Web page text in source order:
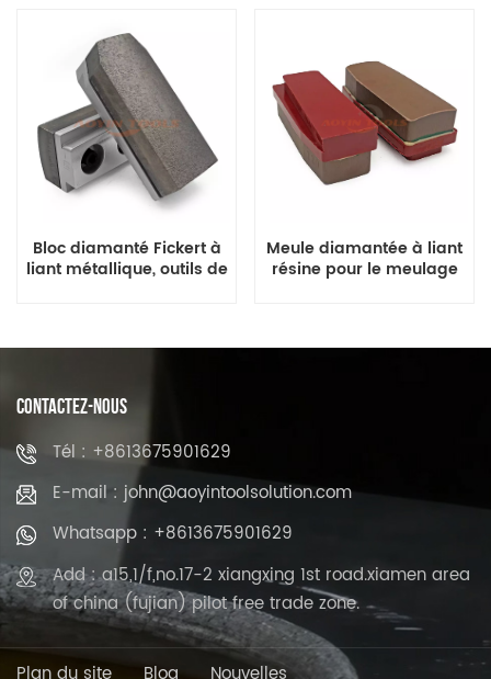
Bloc diamanté Fickert à
liant métallique, outils de
Meule diamantée à liant
résine pour le meulage
CONTACTEZ-NOUS
Tél : +8613675901629
E-mail : john@aoyintoolsolution.com
Whatsapp : +8613675901629
Add : a15,1/f,no.17-2 xiangxing 1st road.xiamen area
of china (fujian) pilot free trade zone.